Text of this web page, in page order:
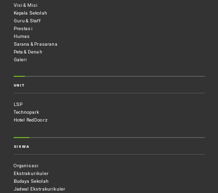
Visi & Misi
Kepala Sekolah
Guru & Staff
Prestasi
Humas
Sarana & Prasarana
Peta & Denah
Galeri
UNIT
LSP
Technopark
Hotel RedDoorz
SISWA
Organisasi
Ekstrakurikuler
Budaya Sekolah
Jadwal Ekstrakurikuler